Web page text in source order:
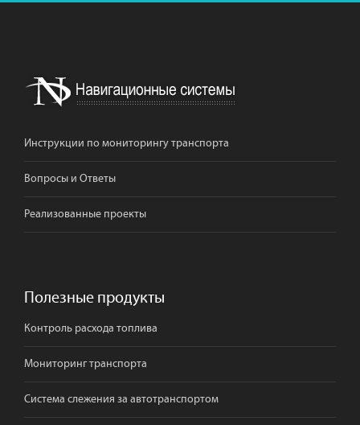
Инструкции по мониторингу транспорта
Вопросы и Ответы
Реализованные проекты
Полезные продукты
Контроль расхода топлива
Мониторинг транспорта
Система слежения за автотранспортом